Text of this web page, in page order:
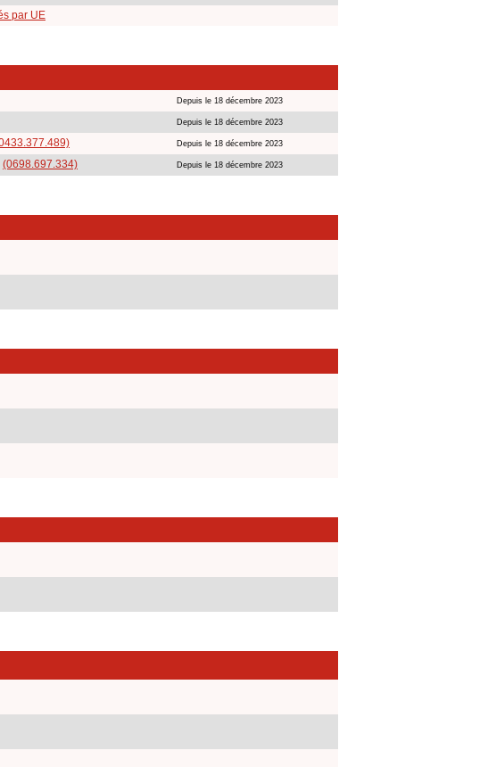
par UE
Depuis le 18 décembre 2023
Depuis le 18 décembre 2023
Depuis le 18 décembre 2023
(0698.697.334) Depuis le 18 décembre 2023